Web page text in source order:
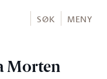
SØK MENY
Morten